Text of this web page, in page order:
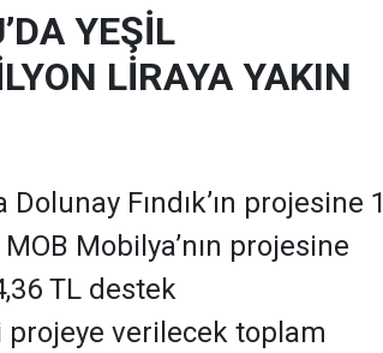
YEŞİL
LİRAYA YAKIN
Fındık’ın projesine 1
Mobilya’nın projesine
TL destek
verilecek toplam